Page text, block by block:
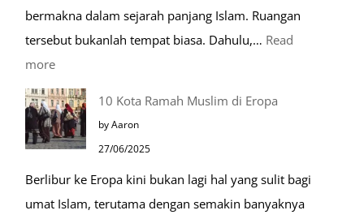
bermakna dalam sejarah panjang Islam. Ruangan
tersebut bukanlah tempat biasa. Dahulu,… Read
more:
Tiga
Makam
Mulia
Masjid
Nabawi
10 Kota Ramah Muslim di Eropa
by Aaron
27/06/2025
Berlibur ke Eropa kini bukan lagi hal yang sulit bagi
umat Islam, terutama dengan semakin banyaknya